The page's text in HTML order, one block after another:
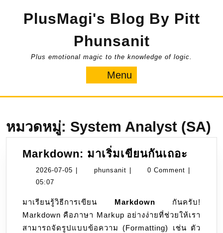
PlusMagi's Blog By Pitt
Phunsanit
Plus emotional magic to the knowledge of logic.
Menu
หมวดหมู่: System Analyst (SA)
Markdown: มาเริ่มเขียนกันเถอะ
มา
กัน
เถอะ
2026-07-05 2026- phunsanit phunsanit0 Comment
05:07
มาเรียนรู้วิธีการเขียน Markdown กันครับ!
Markdown คือภาษา Markup อย่างง่ายที่ช่วยให้เรา
สามารถจัดรูปแบบข้อความ (Formatting) เช่น ตัว